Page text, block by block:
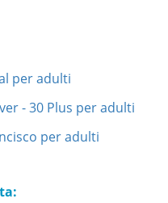
per adulti
- 30 Plus per adulti
per adulti